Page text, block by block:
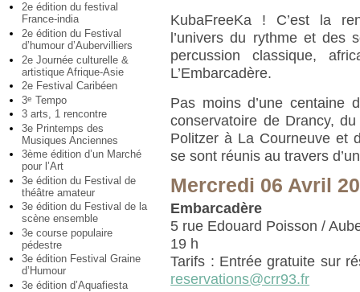
2e édition du festival
France-india
2e édition du Festival
d’humour d’Aubervilliers
2e Journée culturelle &
artistique Afrique-Asie
2e Festival Caribéen
3e Tempo
3 arts, 1 rencontre
3e Printemps des
Musiques Anciennes
3ème édition d’un Marché
pour l’Art
3e édition du Festival de
théâtre amateur
3e édition du Festival de la
scène ensemble
3e course populaire
pédestre
3e édition Festival Graine
d’Humour
3e édition d’Aquafiesta
KubaFreeKa ! C’est la
l’univers du rythme et des
percussion classique,
L’Embarcadère.
Pas moins d’une centaine
conservatoire de Drancy,
Politzer à La Courneuve et
se sont réunis au travers
Mercredi 06 Avril
Embarcadère
5 rue Edouard Poisson /
19 h
Tarifs : Entrée gratuite sur
reservations@crr93.fr